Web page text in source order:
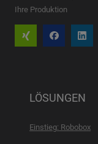
Ihre Produktion
LÖSUNGEN
Einstieg: Robobox